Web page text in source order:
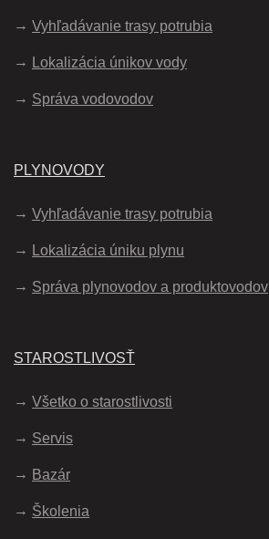
Vyhľadávanie trasy potrubia
Lokalizácia únikov vody
Správa vodovodov
PLYNOVODY
Vyhľadávanie trasy potrubia
Lokalizácia úniku plynu
Správa plynovodov a produktovodov
STAROSTLIVOSŤ
Všetko o starostlivosti
Servis
Bazár
Školenia